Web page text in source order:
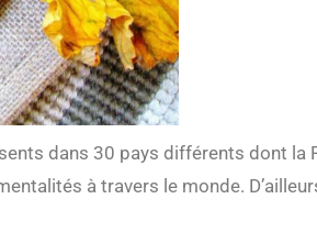
à travers le monde.